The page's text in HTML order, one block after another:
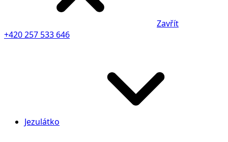
Zavřít
+420 257 533 646
Jezulátko